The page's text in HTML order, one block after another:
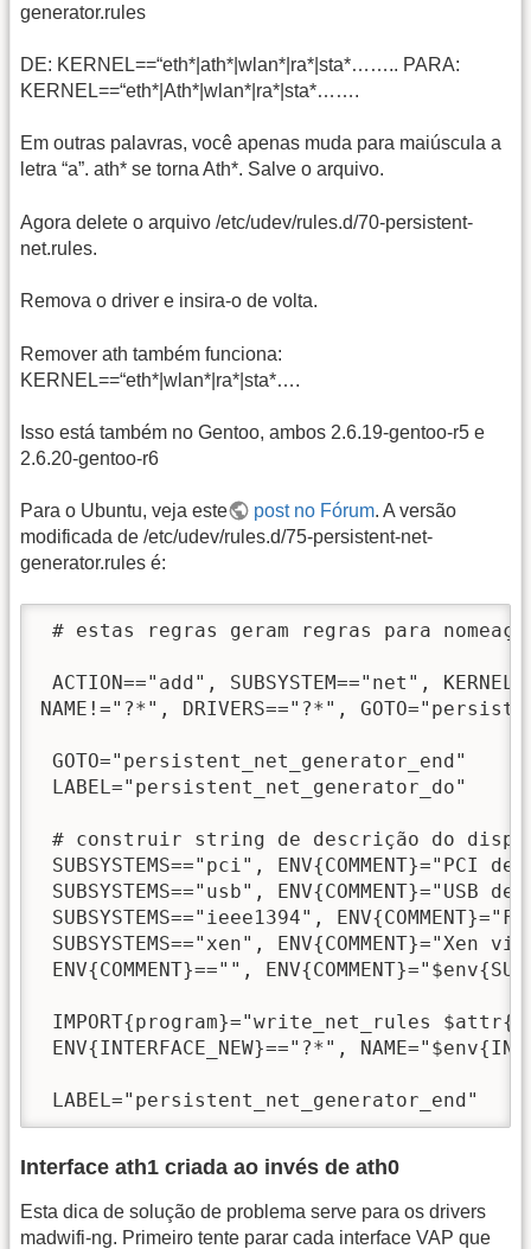
generator.rules
DE: KERNEL==“eth*|ath*|wlan*|ra*|sta*…….. PARA:
KERNEL==“eth*|Ath*|wlan*|ra*|sta*…….
Em outras palavras, você apenas muda para maiúscula a
letra “a”. ath* se torna Ath*. Salve o arquivo.
Agora delete o arquivo /etc/udev/rules.d/70-persistent-
net.rules.
Remova o driver e insira-o de volta.
Remover ath também funciona:
KERNEL==“eth*|wlan*|ra*|sta*….
Isso está também no Gentoo, ambos 2.6.19-gentoo-r5 e
2.6.20-gentoo-r6
Para o Ubuntu, veja este post no Fórum. A versão
modificada de /etc/udev/rules.d/75-persistent-net-
generator.rules é:
# estas regras geram regras para
ACTION=="add", SUBSYSTEM=="net",
NAME!="?*", DRIVERS=="?*",
GOTO="persistent_net_generator_end"
LABEL="persistent_net_generator_do"
# construir string de descrição do
SUBSYSTEMS=="pci",
SUBSYSTEMS=="usb",
SUBSYSTEMS=="ieee1394",
SUBSYSTEMS=="xen",
ENV{COMMENT}=="",
IMPORT{program}="write_net_rules
ENV{INTERFACE_NEW}=="?*",
LABEL="persistent_net_generator_end"
Interface ath1 criada ao invés de ath0
Esta dica de solução de problema serve para os drivers
madwifi-ng. Primeiro tente parar cada interface VAP que